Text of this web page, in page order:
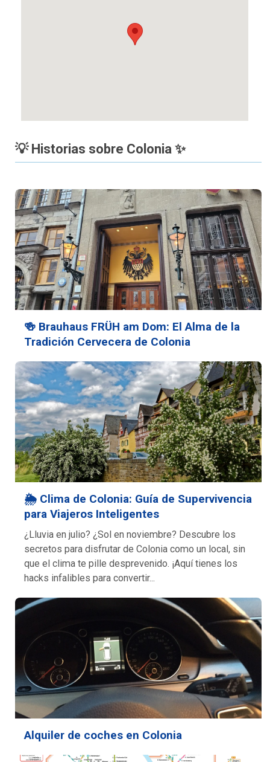
💡 Historias sobre Colonia ✨
🍻 Brauhaus FRÜH am Dom: El Alma de la
Tradición Cervecera de Colonia
🌦️ Clima de Colonia: Guía de Supervivencia
para Viajeros Inteligentes
¿Lluvia en julio? ¿Sol en noviembre? Descubre los
secretos para disfrutar de Colonia como un local, sin
que el clima te pille desprevenido. ¡Aquí tienes los
hacks infalibles para convertir...
Alquiler de coches en Colonia